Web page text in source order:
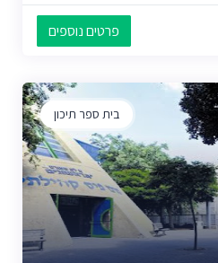
פרטים נוספים
בית ספר תיכון